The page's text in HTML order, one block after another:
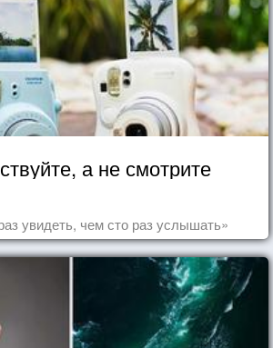
а не смотрите
увидеть, чем сто раз услышать»